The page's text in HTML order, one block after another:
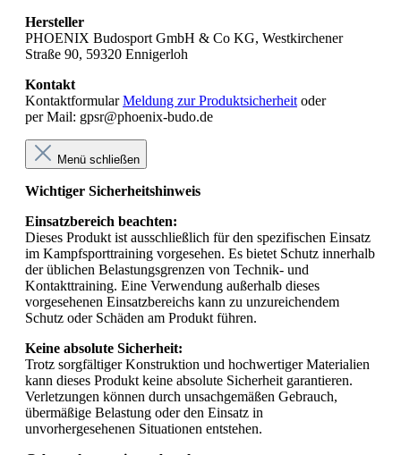
Hersteller
PHOENIX Budosport GmbH & Co KG, Westkirchener
Straße 90, 59320 Ennigerloh
Kontakt
KontaktformularMeldung zur Produktsicherheit oder
per Mail: gpsr@phoenix-budo.de
Menü schließen
Wichtiger Sicherheitshinweis
Einsatzbereich beachten:
Dieses Produkt ist ausschließlich für den spezifischen Einsatz
im Kampfsporttraining vorgesehen. Es bietet Schutz innerhalb
der üblichen Belastungsgrenzen von Technik- und
Kontakttraining. Eine Verwendung außerhalb dieses
vorgesehenen Einsatzbereichs kann zu unzureichendem
Schutz oder Schäden am Produkt führen.
Keine absolute Sicherheit:
Trotz sorgfältiger Konstruktion und hochwertiger Materialien
kann dieses Produkt keine absolute Sicherheit garantieren.
Verletzungen können durch unsachgemäßen Gebrauch,
übermäßige Belastung oder den Einsatz in
unvorhergesehenen Situationen entstehen.